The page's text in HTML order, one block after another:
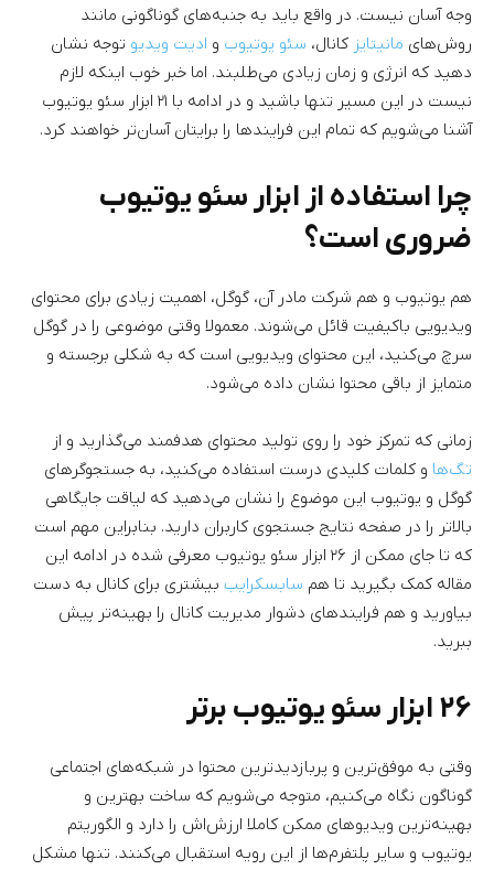
وجه آسان نیست. در واقع باید به جنبه‌های گوناگونی مانند
روش‌های مانیتایز کانال، سئو یوتیوب و ادیت ویدیو توجه نشان
دهید که انرژی و زمان زیادی می‌طلبند. اما خبر خوب اینکه لازم
نیست در این مسیر تنها باشید و در ادامه با ۲۱ ابزار سئو یوتیوب
آشنا می‌شویم که تمام این فرایندها را برایتان آسان‌تر خواهند کرد.
چرا استفاده از ابزار سئو یوتیوب
ضروری است؟
هم یوتیوب و هم شرکت مادر آن، گوگل، اهمیت زیادی برای محتوای
ویدیویی باکیفیت قائل می‌شوند. معمولا وقتی موضوعی را در گوگل
سرچ می‌کنید، این محتوای ویدیویی است که به شکلی برجسته و
متمایز از باقی محتوا نشان داده می‌شود.
زمانی که تمرکز خود را روی تولید محتوای هدفمند می‌گذارید و از
تگ‌ها و کلمات کلیدی درست استفاده می‌کنید، به جستجوگرهای
گوگل و یوتیوب این موضوع را نشان می‌دهید که لیاقت جایگاهی
بالاتر را در صفحه نتایج جستجوی کاربران دارید. بنابراین مهم است
که تا جای ممکن از ۲۶ ابزار سئو یوتیوب معرفی شده در ادامه این
مقاله کمک بگیرید تا هم سابسکرایب بیشتری برای کانال به دست
بیاورید و هم فرایندهای دشوار مدیریت کانال را بهینه‌تر پیش
ببرید.
۲۶ ابزار سئو یوتیوب برتر
وقتی به موفق‌ترین و پربازدیدترین محتوا در شبکه‌های اجتماعی
گوناگون نگاه می‌کنیم، متوجه می‌شویم که ساخت بهترین و
بهینه‌ترین ویدیوهای ممکن کاملا ارزش‌اش را دارد و الگوریتم
یوتیوب و سایر پلتفرم‌ها از این رویه استقبال می‌کنند. تنها مشکل